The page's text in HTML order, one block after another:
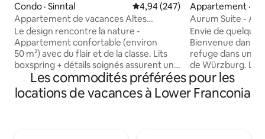
Condo · Sinntal Note moyenne de 4,94 sur 5,
4,94 (247)
Appartement de vacances Altes
Forstamt Sinntal - naturellement
adorable
Le design rencontre la nature -
Appartement confortable (environ
50 m²) avec du flair et de la classe. Lits
boxspring + détails soignés assurent un
excellent « climat de bien-être » Entrée
privée de plain-pied sur le jardin luxuriant
avec terrasse / pergola + solarium Bain
Appartement ·
Aurum Suite -
ville
Envie de quelque
Bienvenue dans
refuge dans un
de Würzburg. Le
vignobles ainsi
des congrès se
immédiate, à
Les commodités préférées pour les
locations de vacances à Lower Franconia